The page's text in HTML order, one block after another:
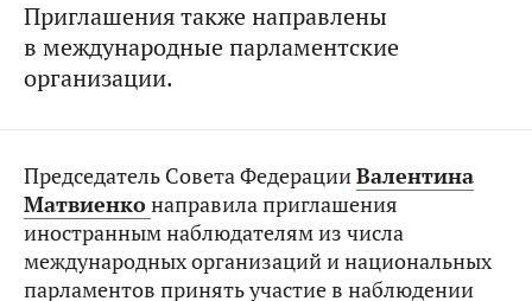
Приглашения также направлены
в международные парламентские
организации.
Председатель Совета ФедерацииВалентина
Матвиенконаправила приглашения
иностранным наблюдателям из числа
международных организаций и национальных
парламентов принять участие в наблюдении